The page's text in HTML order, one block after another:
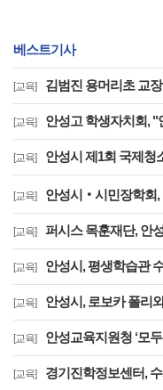
베스트기사
[교육] 김범진 용머리초 교장, 최초 공모 안
[교육] 안성고 학생자치회, "안전한
[교육] 안성시 제1회 국제청
[교육] 안성시‧시민장학회,
[교육] 퍼시스 목훈재단, 안
[교육] 안성시, 평생학습관
[교육] 안성시, 로보카 폴리
[교육] 안성교육지원청 ‘모
[교육] 경기진학정보센터,